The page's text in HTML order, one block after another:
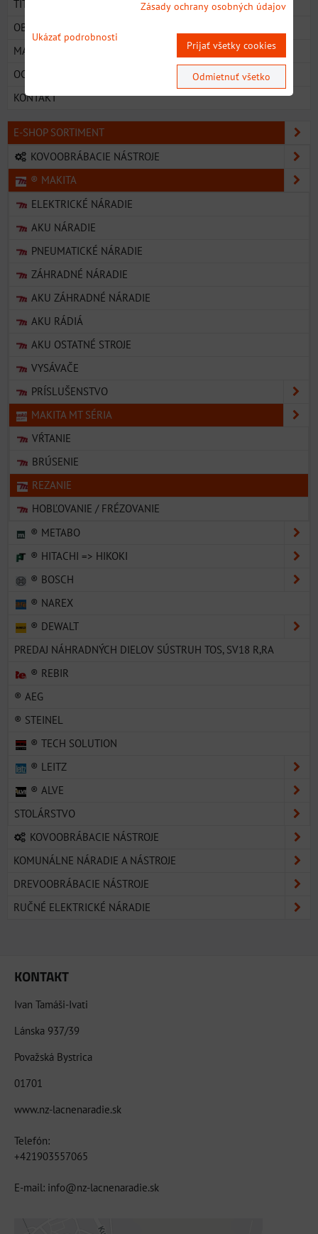
TITULKA
OBCHODNÉ PODMIENKY
MAPA
OCHRANA OSOBNÝCH ÚDAJOV
KONTAKT
E-SHOP SORTIMENT
KOVOOBRÁBACIE NÁSTROJE
® MAKITA
ELEKTRICKÉ NÁRADIE
AKU NÁRADIE
PNEUMATICKÉ NÁRADIE
ZÁHRADNÉ NÁRADIE
AKU ZÁHRADNÉ NÁRADIE
AKU RÁDIÁ
AKU OSTATNÉ STROJE
VYSÁVAČE
PRÍSLUŠENSTVO
MAKITA MT SÉRIA
VŔTANIE
BRÚSENIE
REZANIE
HOBĽOVANIE / FRÉZOVANIE
® METABO
® HITACHI => HIKOKI
® BOSCH
® NAREX
® DEWALT
PREDAJ NÁHRADNÝCH DIELOV SÚSTRUH TOS, SV18 R,RA
® REBIR
® AEG
® STEINEL
® TECH SOLUTION
® LEITZ
® ALVE
STOLÁRSTVO
KOVOOBRÁBACIE NÁSTROJE
KOMUNÁLNE NÁRADIE A NÁSTROJE
DREVOOBRÁBACIE NÁSTROJE
RUČNÉ ELEKTRICKÉ NÁRADIE
KONTAKT
Ivan Tamáši-Ivati
Lánska 937/39
Považská Bystrica
01701
www.nz-lacnenaradie.sk
Telefón:
+421903557065
E-mail: info@nz-lacnenaradie.sk
Zásady ochrany osobných údajov
Ukázať podrobnosti
Prijať všetky cookies
Odmietnuť všetko